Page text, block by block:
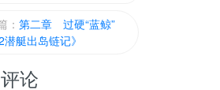
： 第二章 过硬“蓝鲸”
潜艇出岛链记》
论